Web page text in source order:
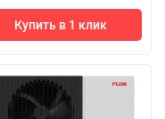
Купить в 1 клик